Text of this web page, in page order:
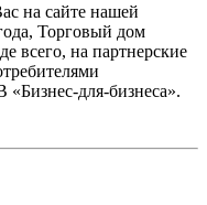
на сайте нашей
Торговый дом
всего, на партнерские
«Бизнес-для-бизнеса».